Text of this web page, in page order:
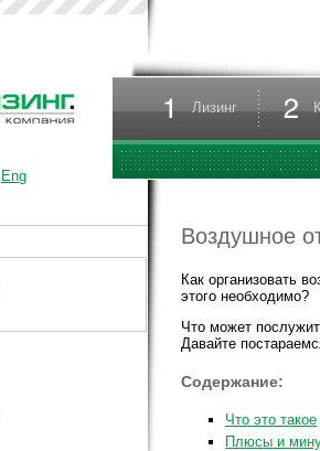
Eng
Лизинг
Воздушное
Как организовать
этого необходимо?
Что может
Давайте
Содержание:
Что это такое
Плюсы и